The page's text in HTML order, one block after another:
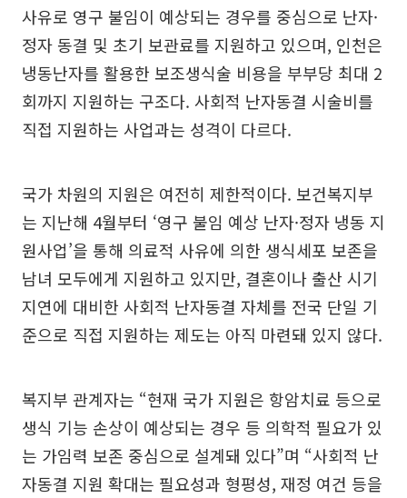
사유로 영구 불임이 예상되는 경우를 중심으로 난자·
정자 동결 및 초기 보관료를 지원하고 있으며, 인천은
냉동난자를 활용한 보조생식술 비용을 부부당 최대 2
회까지 지원하는 구조다. 사회적 난자동결 시술비를
직접 지원하는 사업과는 성격이 다르다.
국가 차원의 지원은 여전히 제한적이다. 보건복지부
는 지난해 4월부터 ‘영구 불임 예상 난자·정자 냉동 지
원사업’을 통해 의료적 사유에 의한 생식세포 보존을
남녀 모두에게 지원하고 있지만, 결혼이나 출산 시기
지연에 대비한 사회적 난자동결 자체를 전국 단일 기
준으로 직접 지원하는 제도는 아직 마련돼 있지 않다.
복지부 관계자는 “현재 국가 지원은 항암치료 등으로
생식 기능 손상이 예상되는 경우 등 의학적 필요가 있
는 가임력 보존 중심으로 설계돼 있다”며 “사회적 난
자동결 지원 확대는 필요성과 형평성, 재정 여건 등을